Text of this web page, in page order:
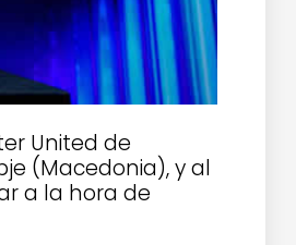
United de
(Macedonia), y al
a la hora de